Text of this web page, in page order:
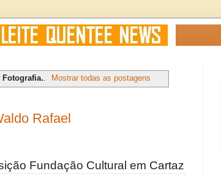
Fotografia. Mostrar todas as postagens
Rafael
Fundação Cultural em Cartaz